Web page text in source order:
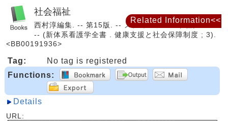
社会福祉
西村淳編集. -- 第15版. -- メヂカルフレンド社, 2022.
-- (新体系看護学全書 . 健康支援と社会保障制度 ; 3).
<BB00191936>
Tag:
No tag is registered
Functions:
Details
URL:
Related Information<<